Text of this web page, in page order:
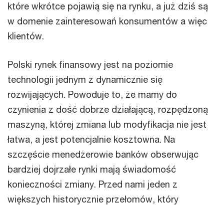
które wkrótce pojawią się na rynku, a już dziś są
w domenie zainteresowań konsumentów a więc
klientów.
Polski rynek finansowy jest na poziomie
technologii jednym z dynamicznie się
rozwijających. Powoduje to, że mamy do
czynienia z dość dobrze działającą, rozpędzoną
maszyną, której zmiana lub modyfikacja nie jest
łatwa, a jest potencjalnie kosztowna. Na
szczęście menedżerowie banków obserwując
bardziej dojrzałe rynki mają świadomość
konieczności zmiany. Przed nami jeden z
większych historycznie przełomów, który